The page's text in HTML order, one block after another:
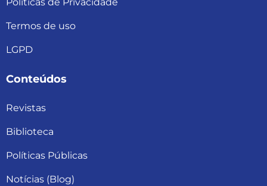
Termos de uso
LGPD
Conteúdos
Revistas
Biblioteca
Políticas Públicas
Notícias (Blog)